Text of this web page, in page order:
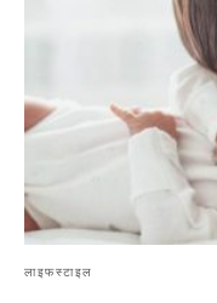
लाइफस्टाइल